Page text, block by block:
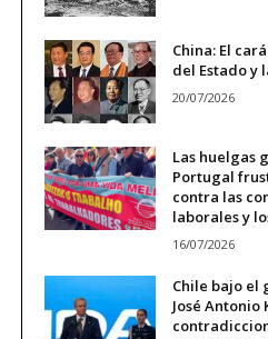
China: El
del Estado y
20/07/2026
Las huelgas
Portugal
contra las
laborales y
16/07/2026
Chile bajo el
José Antonio